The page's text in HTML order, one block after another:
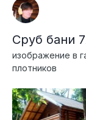
Сруб бани
изображение в
плотников